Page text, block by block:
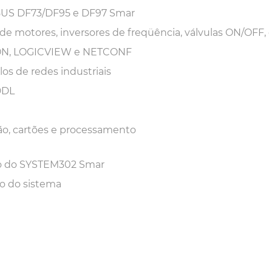
DF73/DF95 e DF97 Smar
motores, inversores de freqüência, válvulas ON/OFF,
LOGICVIEW e NETCONF
de redes industriais
cartões e processamento
SYSTEM302 Smar
do sistema